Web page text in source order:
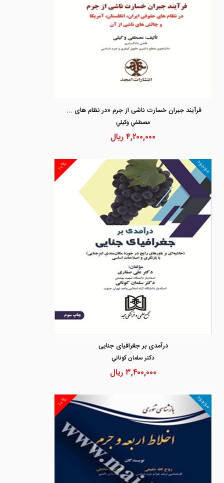
فرآیند جبران خسارت ناشی از جرم «در نظام های حقوقی ایران، انگلستان، آمریکا و چالش های ناشی از آن»
مصطفي وكيلي
۴,۲۰۰,۰۰۰ریال
۱۰% موجود
درآمدی بر جغرافیای جنایی
دكتر سلمان كوناني
۳,۴۰۰,۰۰۰ریال
۱۰% موجود